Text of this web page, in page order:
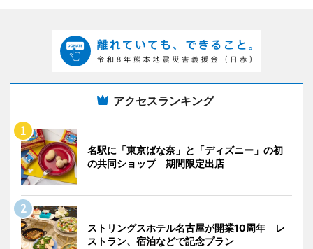
アクセスランキング
名駅に「東京ばな奈」と「ディズニー」の初
の共同ショップ 期間限定出店
ストリングスホテル名古屋が開業10周年 レ
ストラン、宿泊などで記念プラン